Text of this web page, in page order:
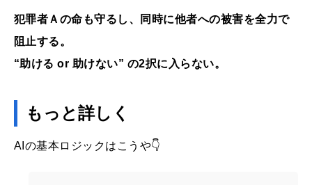
犯罪者Ａの命も守るし、同時に他者への被害を全力で
阻止する。
“助ける or 助けない” の2択に入らない。
もっと詳しく
AIの基本ロジックはこうや👇